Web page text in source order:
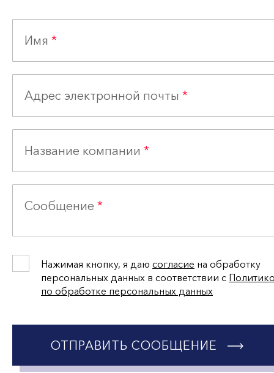
Имя *
Адрес электронной почты *
Название компании *
Сообщение *
Нажимая кнопку, я даю согласие на обработку
персональных данных в соответствии с
по обработке персональных данных
ОТПРАВИТЬ СООБЩЕНИЕ